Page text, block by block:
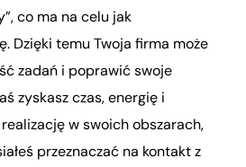
co ma na celu jak
Dzięki temu Twoja firma może
zadań i poprawić swoje
zyskasz czas, energię i
w swoich obszarach,
przeznaczać na kontakt z